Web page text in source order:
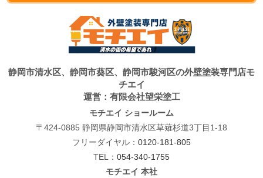
静岡市清水区、静岡市葵区、静岡市駿河区の外壁塗装専門店モ
チエイ
運営：有限会社望栄塗工
モチエイ ショールーム
〒424-0885 静岡県静岡市清水区草薙杉道3丁目1-18
フリーダイヤル： 0120-181-805
TEL： 054-340-1755
モチエイ 本社